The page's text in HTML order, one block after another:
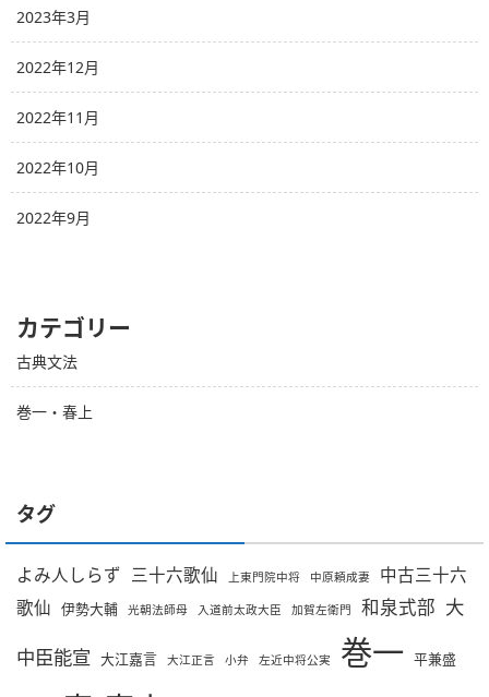
2023年3月
2022年12月
2022年11月
2022年10月
2022年9月
カテゴリー
古典文法
巻一・春上
タグ
よみ人しらず 三十六歌仙 上東門院中将 中原頼成妻
中古三十六
歌仙 伊勢大輔 光朝法師母 入道前太政大臣 加賀左衛門 和泉式部 大
中臣能宣 大江嘉言 大江正言 小弁 左近中将公実 巻一 平兼盛